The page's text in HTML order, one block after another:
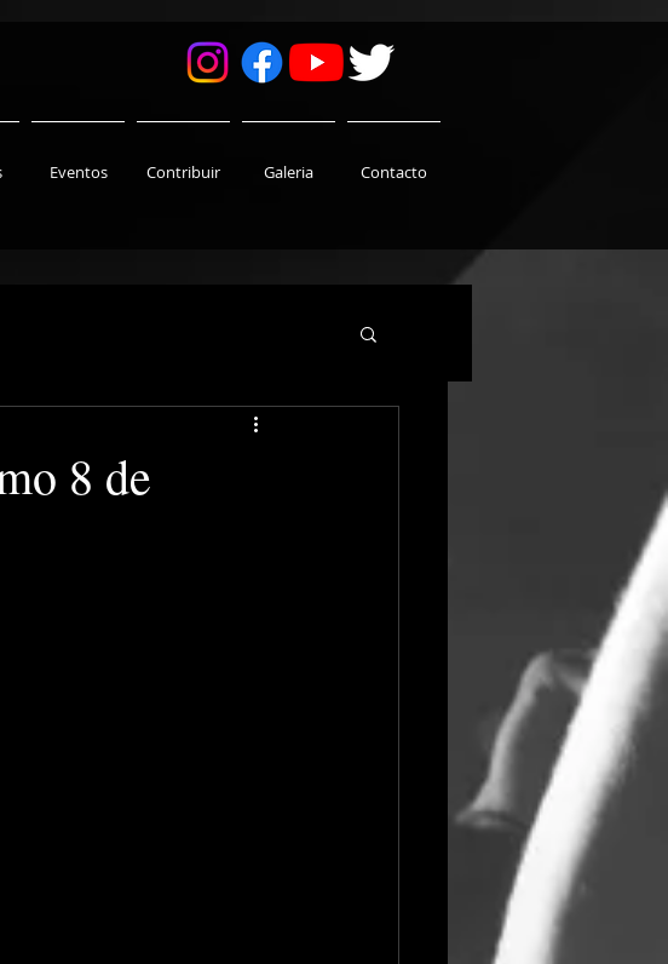
Eventos Contribuir Galeria Contacto
8 de